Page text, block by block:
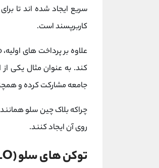
سریع ایجاد شده‌ اند تا
کاربرپسند است.
علاوه بر پرداخت های اولیه، Celo می تواند از توسعه
کند. به عنوان مثال یکی
جامعه مشارکت کرده و
چراکه بلاک چین سلو همانند
روی آن ایجاد کنند.
توکن های سلو (CELO)